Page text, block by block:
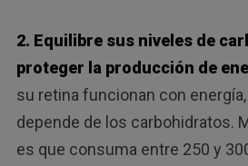
2. Equilibre sus niveles de
proteger la producción de
su retina funcionan con
depende de los carbohidratos.
es que consuma entre 250 y